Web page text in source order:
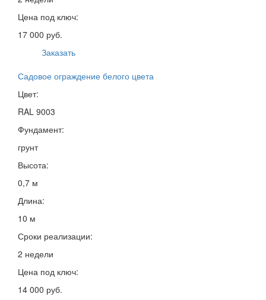
Цена под ключ:
17 000 руб.
Заказать
Садовое ограждение белого цвета
Цвет:
RAL 9003
Фундамент:
грунт
Высота:
0,7 м
Длина:
10 м
Сроки реализации:
2 недели
Цена под ключ:
14 000 руб.